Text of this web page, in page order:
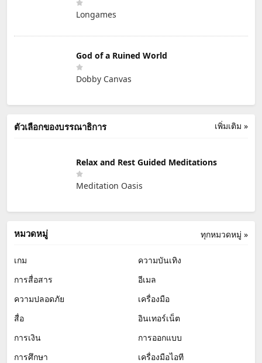
Longames
God of a Ruined World
Dobby Canvas
เพิ่มเติม »
ตัวเลือกของบรรณาธิการ
Relax and Rest Guided Meditations
Meditation Oasis
ทุกหมวดหมู่ »
หมวดหมู่
เกม
ความบันเทิง
การสื่อสาร
อีเมล
ความปลอดภัย
เครื่องมือ
สื่อ
อินเทอร์เน็ต
การเงิน
การออกแบบ
การศึกษา
เครื่องมือไอที